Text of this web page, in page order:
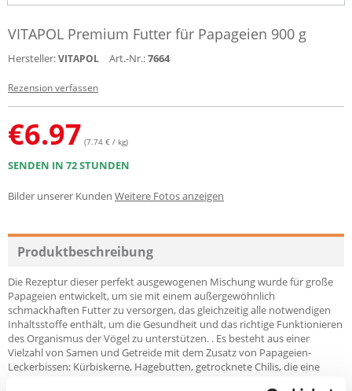
VITAPOL Premium Futter für Papageien 900 g
Hersteller:VITAPOL Art.-Nr.:7664
Rezension verfassen
€6.97 (7.74 € / kg)
SENDEN IN 72 STUNDEN
Bilder unserer Kunden Weitere Fotos anzeigen
Produktbeschreibung
Die Rezeptur dieser perfekt ausgewogenen Mischung wurde für große
Papageien entwickelt, um sie mit einem außergewöhnlich
schmackhaften Futter zu versorgen, das gleichzeitig alle notwendigen
Inhaltsstoffe enthält, um die Gesundheit und das richtige Funktionieren
des Organismus der Vögel zu unterstützen. . Es besteht aus einer
Vielzahl von Samen und Getreide mit dem Zusatz von Papageien-
Leckerbissen: Kürbiskerne, Hagebutten, getrocknete Chilis, die eine
Delikatesse für Papageien sind. Nüsse sind eine gute Quelle für Proteine,